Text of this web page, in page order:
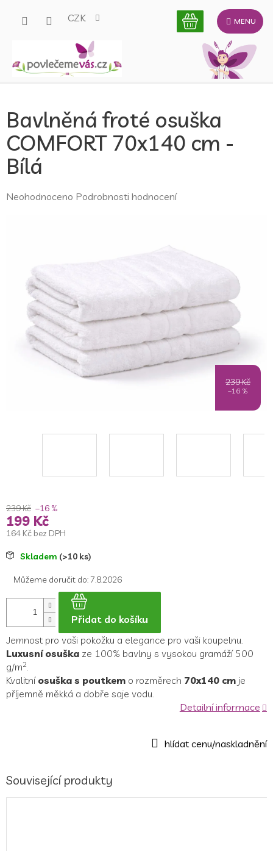
CZK
Bavlněná froté osuška
COMFORT 70x140 cm -
Bílá
Průměrné
hvězdiček.
Neohodnoceno Podrobnosti hodnocení
239 Kč
–16 %
239 Kč –16 %
199 Kč
164 Kč bez DPH
MěrnáSkladem (>10 ks)
Můžeme doručit do: 7.8.2026
Přidat do košíku
Jemnost pro vaši pokožku a elegance pro vaši koupelnu.
Luxusní osuška ze 100% bavlny s vysokou gramáží 500
g/m2
Kvalitní osuška s poutkem o rozměrech 70x140 cm je
příjemně měkká a dobře saje vodu.
Detailní informace
Související produkty